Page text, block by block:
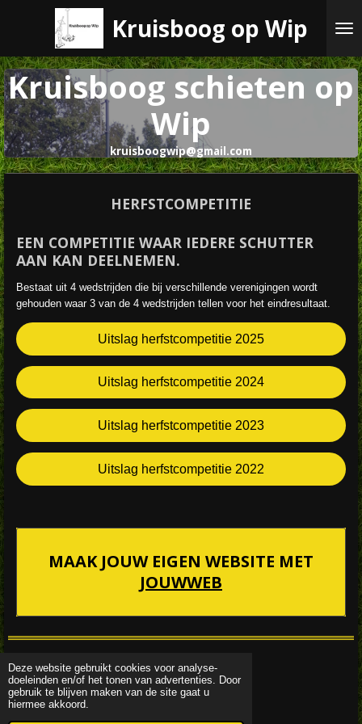
Deze website gebruikt cookies voor analyse-
doeleinden en/of het tonen van advertenties. Door
gebruik te blijven maken van de site gaat u
hiermee akkoord.
de
hoofdinhoud
Kruisboog op Wip
Kruisboog schieten op
Wip
kruisboogwip@gmail.com
HERFSTCOMPETITIE
EEN COMPETITIE WAAR IEDERE SCHUTTER
AAN KAN DEELNEMEN.
Bestaat uit 4 wedstrijden die bij verschillende verenigingen wordt
gehouden waar 3 van de 4 wedstrijden tellen voor het eindresultaat.
Uitslag herfstcompetitie 2025
Uitslag herfstcompetitie 2024
Uitslag herfstcompetitie 2023
Uitslag herfstcompetitie 2022
MAAK JOUW EIGEN WEBSITE MET
JOUWWEB
Update 01-08-2026
© 2024 Kruisboog op Wip
Powered byJouwWeb